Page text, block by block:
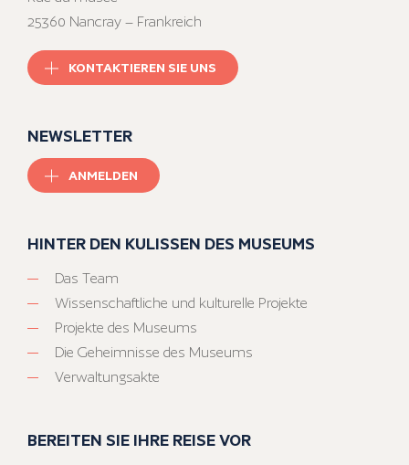
25360 Nancray – Frankreich
KONTAKTIEREN SIE UNS
NEWSLETTER
ANMELDEN
HINTER DEN KULISSEN DES MUSEUMS
Das Team
Wissenschaftliche und kulturelle Projekte
Projekte des Museums
Die Geheimnisse des Museums
Verwaltungsakte
BEREITEN SIE IHRE REISE VOR